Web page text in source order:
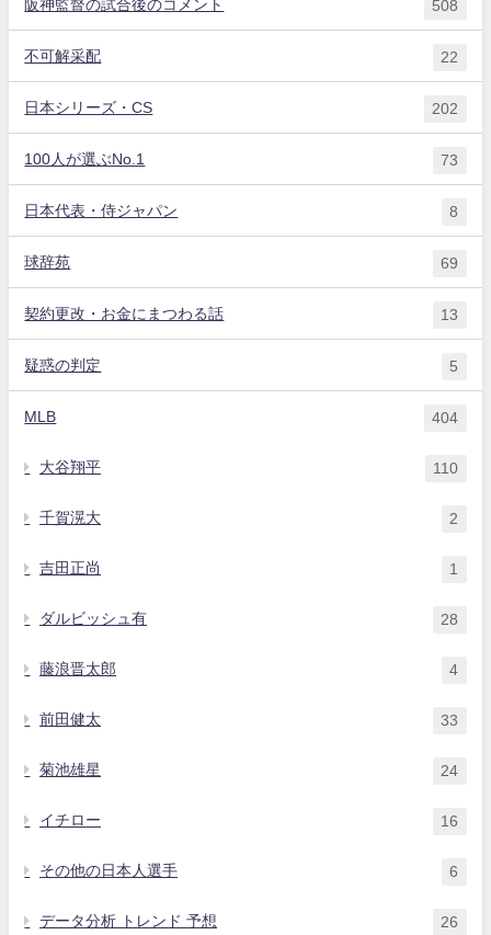
阪神監督の試合後のコメント 508
不可解采配 22
日本シリーズ・CS 202
100人が選ぶNo.1 73
日本代表・侍ジャパン 8
球辞苑 69
契約更改・お金にまつわる話 13
疑惑の判定 5
MLB 404
大谷翔平 110
千賀滉大 2
吉田正尚 1
ダルビッシュ有 28
藤浪晋太郎 4
前田健太 33
菊池雄星 24
イチロー 16
その他の日本人選手 6
データ分析 トレンド 予想 26